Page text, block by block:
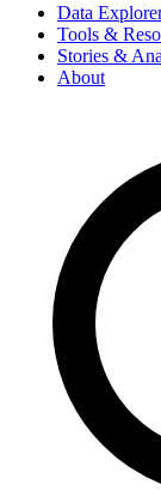
Data
Tools &
Stories &
About